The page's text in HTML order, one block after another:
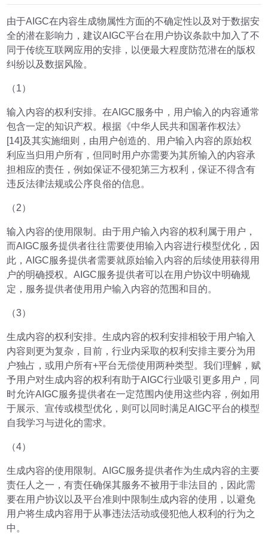
由于AIGC在内容生成物属性方面的不确定性以及对于数据安
全的潜在影响力，建议AIGC平台在用户协议条款中加入了不
同于传统互联网应用的安排，以便最大程度防范潜在的版权
纠纷以及数据风险。
（1）
输入内容的权利安排。在AIGC服务中，用户输入的内容通常
包含一定的知识产权。根据《中华人民共和国著作权法》
[14]及其实施细则，由用户创造的、用户输入内容的原始权
利应当归用户所有，但同时用户亦需要为其所输入的内容承
担相应的责任，例如保证不侵犯第三方权利，保证不得含有
违反法律法规或公序良俗的信息。
（2）
输入内容的使用限制。由于用户输入内容的权利属于用户，
而AIGC服务提供者往往需要使用输入内容进行模型优化，因
此，AIGC服务提供者需要就原始输入内容的后续使用获得用
户的明确授权。AIGC服务提供者可以在用户协议中明确规
定，服务提供者使用用户输入内容的范围和目的。
（3）
生成内容的权利安排。生成内容的权利安排相较于用户输入
内容则更为复杂，目前，行业内采取的权利安排主要分为用
户独占，或用户所有+平台无偿使用两种类型。我们理解，赋
予用户对生成内容的权利有助于AIGC行业吸引更多用户，同
时允许AIGC服务提供者在一定范围内使用这些内容，例如用
于展示、宣传或模型优化，则可以同时满足AIGC平台的模型
自我学习与进化的需求。
（4）
生成内容的使用限制。AIGC服务提供者作为生成内容的主要
责任人之一，有责任确保其服务不被用于非法目的，因此需
要在用户协议以及平台准则中限制生成内容的使用，以避免
用户将生成内容用于从事违法活动或侵犯他人权利的行为之
中。